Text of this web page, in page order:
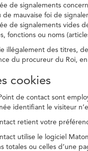
de signalements
de mauvaise foi de
de signalements vides
fonctions ou noms
illégalement des titres,
du procureur du Roi,
cookies
de contact sont
identifiant le visiteur
retient votre
utilise le logiciel
totales ou celles d’une